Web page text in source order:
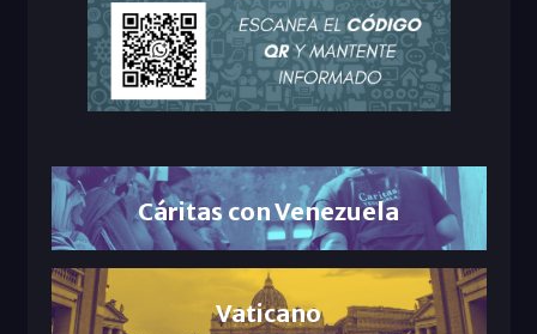
Cáritas con Venezuela
Vaticano